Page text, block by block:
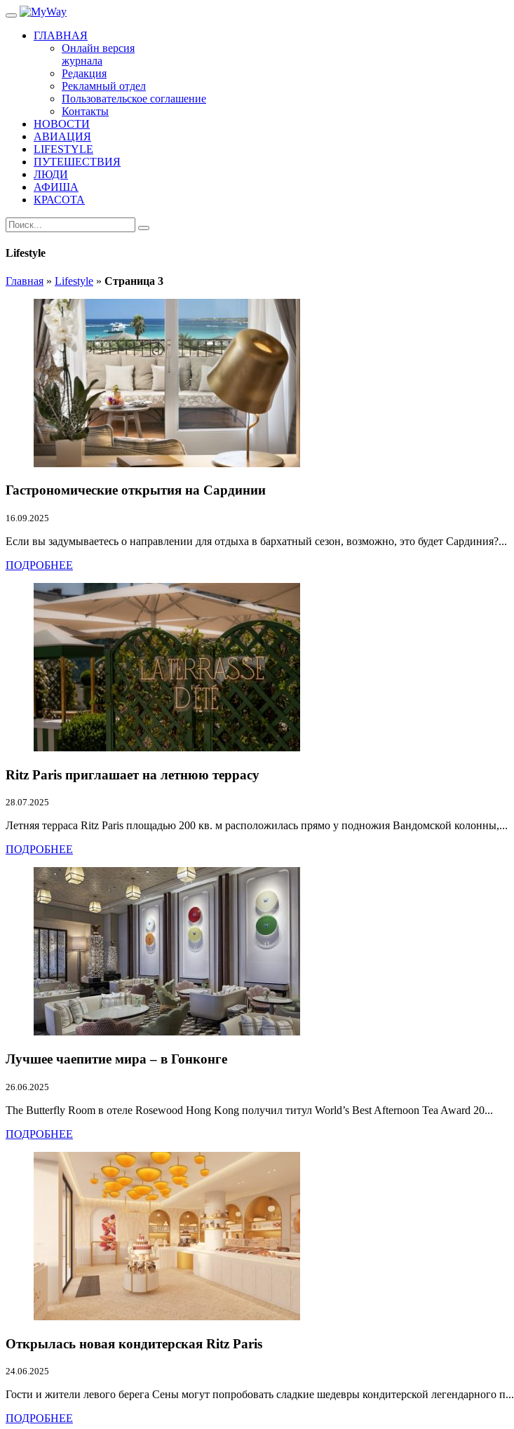
ГЛАВНАЯ
Онлайн версия
журнала
Редакция
Рекламный отдел
Пользовательское соглашение
Контакты
НОВОСТИ
АВИАЦИЯ
LIFESTYLE
ПУТЕШЕСТВИЯ
ЛЮДИ
АФИША
КРАСОТА
Lifestyle
Главная » Lifestyle » Страница 3
Гастрономические открытия на Сардинии
16.09.2025
Если вы задумываетесь о направлении для отдыха в бархатный сезон, возможно, это будет Сардиния?...
ПОДРОБНЕЕ
Ritz Paris приглашает на летнюю террасу
28.07.2025
Летняя терраса Ritz Paris площадью 200 кв. м расположилась прямо у подножия Вандомской колонны,...
ПОДРОБНЕЕ
Лучшее чаепитие мира – в Гонконге
26.06.2025
The Butterfly Room в отеле Rosewood Hong Kong получил титул World’s Best Afternoon Tea Award 20...
ПОДРОБНЕЕ
Открылась новая кондитерская Ritz Paris
24.06.2025
Гости и жители левого берега Сены могут попробовать сладкие шедевры кондитерской легендарного п...
ПОДРОБНЕЕ